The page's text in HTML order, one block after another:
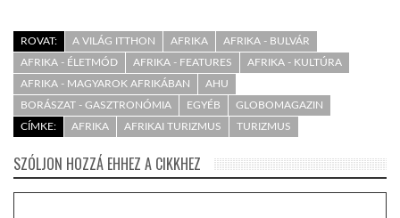
ROVAT: A VILÁG ITTHON AFRIKA
AFRIKA - BULVÁR
AFRIKA - ÉLETMÓD
AFRIKA - FEATURES
AFRIKA - KULTÚRA
AFRIKA - MAGYAROK AFRIKÁBAN
AHU
BORÁSZAT - GASZTRONÓMIA
EGYÉB
GLOBOMAGAZIN
CÍMKE:
AFRIKA AFRIKAI TURIZMUS TURIZMUS
SZÓLJON HOZZÁ EHHEZ A CIKKHEZ